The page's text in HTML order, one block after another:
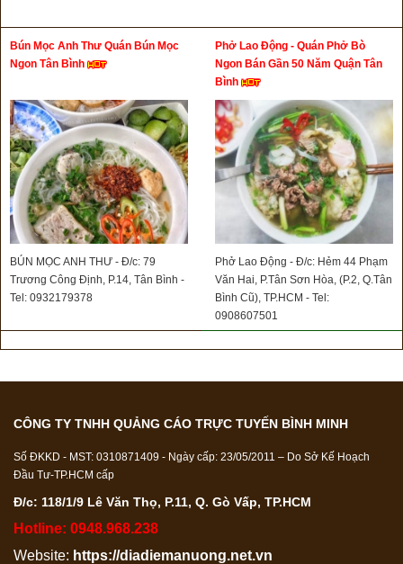
Bún Mọc Anh Thư Quán Bún Mọc
Ngon Tân Bình
BÚN MỌC ANH THƯ - Đ/c: 79
Trương Công Định, P.14, Tân Bình -
Tel: 0932179378
Phở Lao Động - Quán Phở Bò
Ngon Bán Gần 50 Năm Quận Tân
Bình
Phở Lao Động - Đ/c: Hẻm 44 Phạm
Văn Hai, P.Tân Sơn Hòa, (P.2, Q.Tân
Bình Cũ), TP.HCM - Tel:
0908607501
CÔNG TY TNHH QUẢNG CÁO TRỰC TUYẾN BÌNH MINH
Số ĐKKD - MST: 0310871409 - Ngày cấp: 23/05/2011 – Do Sở Kế Hoạch
Đầu Tư-TP.HCM cấp
Đ/c: 118/1/9 Lê Văn Thọ, P.11, Q. Gò Vấp, TP.HCM
Hotline: 0948.968.238
Website: https://diadiemanuong.net.vn